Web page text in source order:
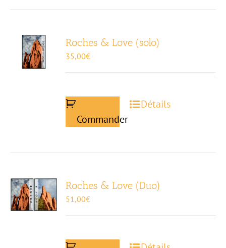
Roches & Love (solo)
35,00€
Commander
Détails
Roches & Love (Duo)
51,00€